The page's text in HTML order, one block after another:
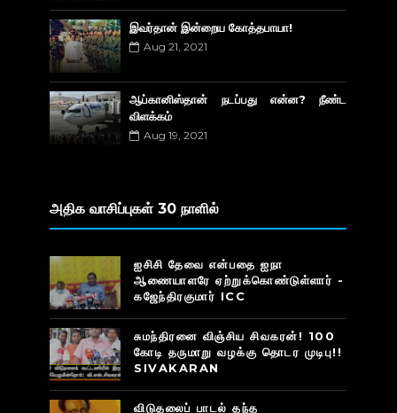
இவர்தான் இன்றைய கோத்தபாயா!
Aug 21, 2021
ஆப்கானிஸ்தான் நடப்பது என்ன? நீண்ட
விளக்கம்
Aug 19, 2021
அதிக வாசிப்புகள் 30 நாளில்
ஐசிசி தேவை என்பதை ஐநா
ஆணையாளரே ஏற்றுக்கொண்டுள்ளார் -
கஜேந்திரகுமார் ICC
சுமந்திரனை விஞ்சிய சிவகரன்! 100
கோடி தருமாறு வழக்கு தொடர முடிபு!!
SIVAKARAN
விடுதலைப் பாடல் தந்த